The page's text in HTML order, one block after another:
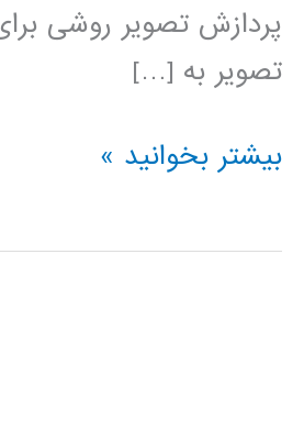
پردازش تصویر روشی
تصویر به […]
پردازش
در
بیشتر بخوانید »